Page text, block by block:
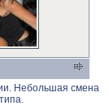
Небольшая смена